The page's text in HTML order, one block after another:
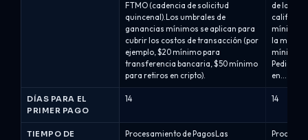
FTMO (cadencia de solicitud
quincenal).Los umbrales de
ganancias mínimos se aplican para
cubrir los costos de transacción (por
ejemplo, $20 mínimo para
transferencia bancaria, $50 mínimo
para retiros en cripto).
de la
mínimo
la
mínimo
Pedido:
en...
DÍAS PARA EL
PRIMER PAGO
14 14
TIEMPO DE
Procesamiento de PagosLas